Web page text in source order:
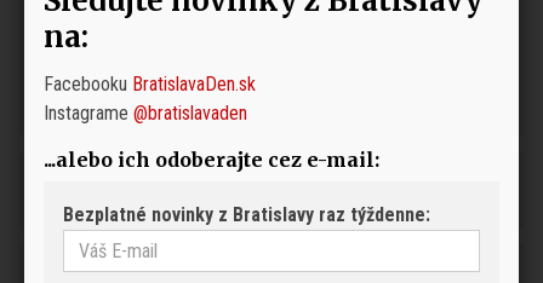
na:
Facebooku BratislavaDen.sk
Instagrame @bratislavaden
...alebo ich odoberajte cez e-mail:
Bezplatné novinky z Bratislavy raz týždenne: